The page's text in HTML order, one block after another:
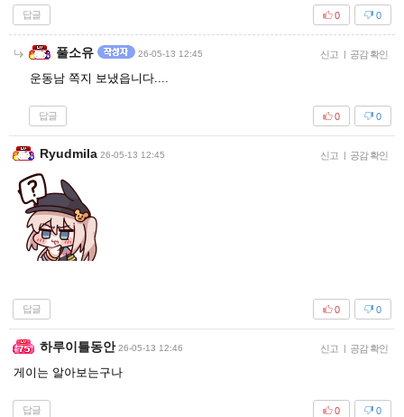
답글 0
0
풀소유 26-05-13 12:45 신고 | 공감 확인
운동남 쪽지 보냈읍니다....
답글 0
0
Ryudmila 26-05-13 12:45 신고 | 공감 확인
답글 0
0
하루이틀동안 26-05-13 12:46 신고 | 공감 확인
게이는 알아보는구나
답글 0
0